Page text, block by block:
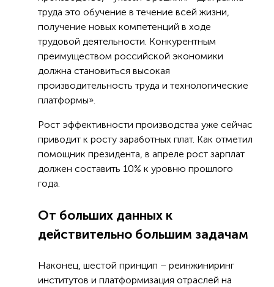
труда это обучение в течение всей жизни,
получение новых компетенций в ходе
трудовой деятельности. Конкурентным
преимуществом российской экономики
должна становиться высокая
производительность труда и технологические
платформы».
Рост эффективности производства уже сейчас
приводит к росту заработных плат. Как отметил
помощник президента, в апреле рост зарплат
должен составить 10% к уровню прошлого
года.
От больших данных к
действительно большим задачам
Наконец, шестой принцип – реинжиниринг
институтов и платформизация отраслей на